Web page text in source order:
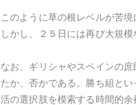
このように草の根レベルが苦
しかし、２５日には再び大規
なお、ギリシャやスペインの
たか、否かである。勝ち組と
活の選択肢を模索する時間的